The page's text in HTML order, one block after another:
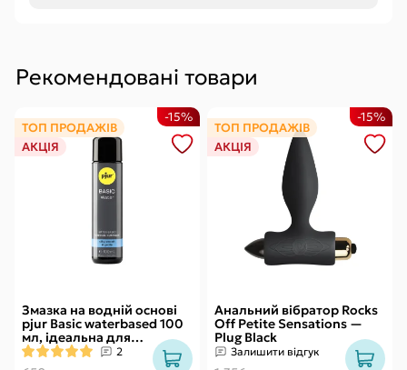
Рекомендовані товари
ТОП ПРОДАЖІВ
АКЦІЯ
Змазка на водній основі
pjur Basic waterbased 100
мл, ідеальна для
новачків, найкраща ціна/
якість
2
-15%
ТОП ПРОДАЖІВ
АКЦІЯ
Анальний вібратор Rocks
Off Petite Sensations —
Plug Black
Залишити відгук
-15%